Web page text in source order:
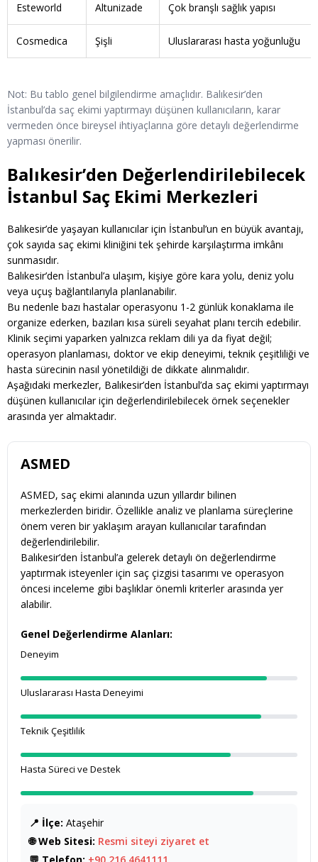
Esteworld Altunizade Çok branşlı sağlık yapısı
Cosmedica Şişli Uluslararası hasta yoğunluğu
Not: Bu tablo genel bilgilendirme amaçlıdır. Balıkesir’den
İstanbul’da saç ekimi yaptırmayı düşünen kullanıcıların, karar
vermeden önce bireysel ihtiyaçlarına göre detaylı değerlendirme
yapması önerilir.
Balıkesir’den Değerlendirilebilecek
İstanbul Saç Ekimi Merkezleri
Balıkesir’de yaşayan kullanıcılar için İstanbul’un en büyük avantajı,
çok sayıda saç ekimi kliniğini tek şehirde karşılaştırma imkânı
sunmasıdır.
Balıkesir’den İstanbul’a ulaşım, kişiye göre kara yolu, deniz yolu
veya uçuş bağlantılarıyla planlanabilir.
Bu nedenle bazı hastalar operasyonu 1-2 günlük konaklama ile
organize ederken, bazıları kısa süreli seyahat planı tercih edebilir.
Klinik seçimi yaparken yalnızca reklam dili ya da fiyat değil;
operasyon planlaması, doktor ve ekip deneyimi, teknik çeşitliliği ve
hasta sürecinin nasıl yönetildiği de dikkate alınmalıdır.
Aşağıdaki merkezler, Balıkesir’den İstanbul’da saç ekimi yaptırmayı
düşünen kullanıcılar için değerlendirilebilecek örnek seçenekler
arasında yer almaktadır.
ASMED
ASMED, saç ekimi alanında uzun yıllardır bilinen
merkezlerden biridir. Özellikle analiz ve planlama süreçlerine
önem veren bir yaklaşım arayan kullanıcılar tarafından
değerlendirilebilir.
Balıkesir’den İstanbul’a gelerek detaylı ön değerlendirme
yaptırmak isteyenler için saç çizgisi tasarımı ve operasyon
öncesi inceleme gibi başlıklar önemli kriterler arasında yer
alabilir.
Genel Değerlendirme Alanları:
Deneyim
Uluslararası Hasta Deneyimi
Teknik Çeşitlilik
Hasta Süreci ve Destek
📍 İlçe: Ataşehir
🌐 Web Sitesi: Resmi siteyi ziyaret et